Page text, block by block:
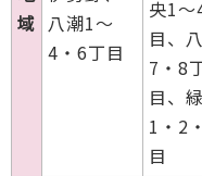
域 八潮1～
4・6丁目
央1～
目、
7・8
目、
1・2
目